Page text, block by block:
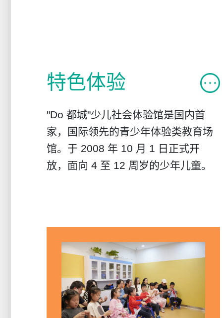
特色体验
"Do 都城"少儿社会体验馆是国内首
家，国际领先的青少年体验类教育场
馆。于 2008 年 10 月 1 日正式开
放，面向 4 至 12 周岁的少年儿童。